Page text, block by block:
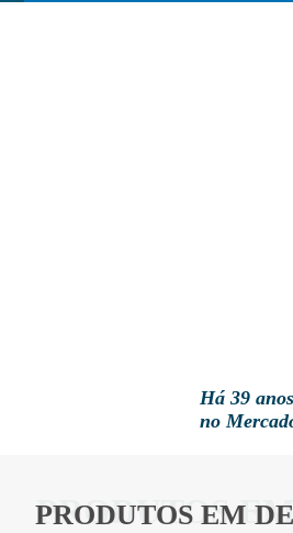
Há 39 anos
no
PRODUTOS EM
PRODUTOS